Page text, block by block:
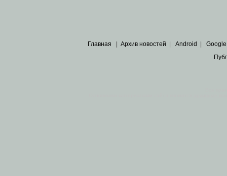
Главная Архив новостей Android Google